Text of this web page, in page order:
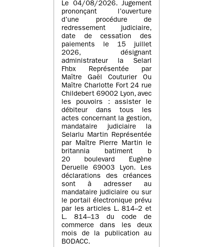
Le 04/08/2026. Jugement
prononçant l’ouverture
d’une procédure de
redressement judiciaire,
date de cessation des
paiements le 15 juillet
2026, désignant
administrateur la Selarl
Fhbx Représentée par
Maître Gaël Couturier Ou
Maître Charlotte Fort 24 rue
Childebert 69002 Lyon, avec
les pouvoirs : assister le
débiteur dans tous les
actes concernant la gestion,
mandataire judiciaire la
Selarlu Martin Représentée
par Maître Pierre Martin le
britannia batiment b
20 boulevard Eugène
Deruelle 69003 Lyon. Les
déclarations des créances
sont à adresser au
mandataire judiciaire ou sur
le portail électronique prévu
par les articles L. 814–2 et
L. 814–13 du code de
commerce dans les deux
mois de la publication au
BODACC.